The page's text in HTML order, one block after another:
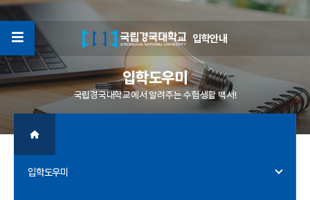
입학안내
4
입학도우미
국립경국대학교에서 알려주는 수험생활 백서!
입학도우미